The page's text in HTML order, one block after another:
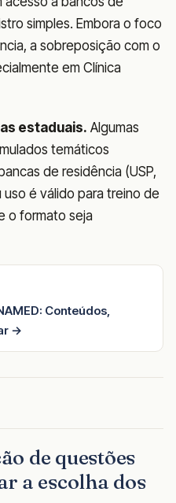
simples. Embora o foco
a sobreposição com o
em Clínica
estaduais. Algumas
temáticos
de residência (USP,
uso é válido para treino de
o formato seja
Conteúdos,
→
de questões
a escolha dos